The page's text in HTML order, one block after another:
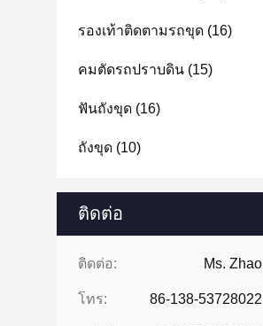
รองเท้าติดตามรถขุด (16)
คมตัดรถปราบดิน (15)
ฟันถังขุด (16)
ถังขุด (10)
ติดต่อ
ติดต่อ: Ms. Zhao
โทร: 86-138-53728022